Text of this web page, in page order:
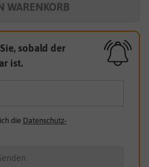
WARENKORB
sobald der
ist.
die Daten­schutz­